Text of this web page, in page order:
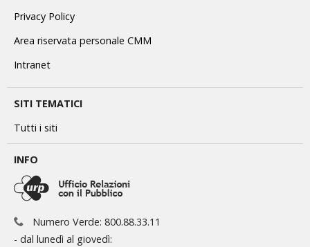
Privacy Policy
Area riservata personale CMM
Intranet
SITI TEMATICI
Tutti i siti
INFO
Numero Verde: 800.88.33.11
- dal lunedì al giovedì: